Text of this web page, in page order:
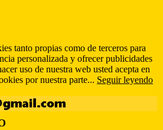
tanto propias como de terceros para
personalizada y ofrecer publicidades
uso de nuestra web usted acepta en
por nuestra parte... Seguir leyendo